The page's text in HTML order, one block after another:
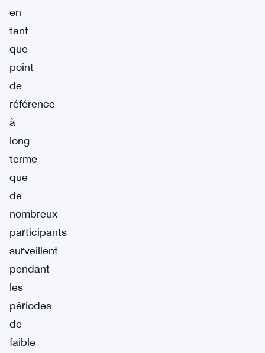
en
tant
que
point
de
référence
à
long
terme
que
de
nombreux
participants
surveillent
pendant
les
périodes
de
faible